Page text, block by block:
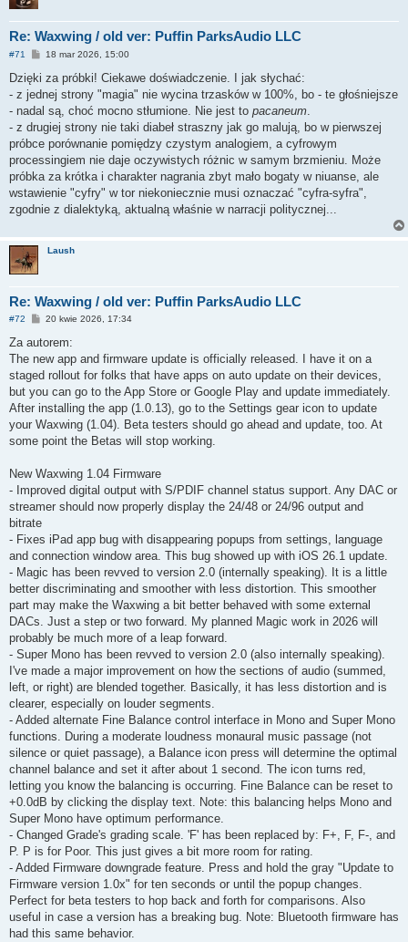
Re: Waxwing / old ver: Puffin ParksAudio LLC
#71
P
s
18 mar 2026, 15:00
Dzięki za próbki! Ciekawe doświadczenie. I jak słychać:
- z jednej strony "magia" nie wycina trzasków w 100%, bo - te głośniejsze
- nadal są, choć mocno stłumione. Nie jest to pacaneum
- z drugiej strony nie taki diabeł straszny jak go malują, bo w pierwszej
próbce porównanie pomiędzy czystym analogiem, a cyfrowym
processingiem nie daje oczywistych różnic w samym brzmieniu. Może
próbka za krótka i charakter nagrania zbyt mało bogaty w niuanse, ale
wstawienie "cyfry" w tor niekoniecznie musi oznaczać "cyfra-syfra",
zgodnie z dialektyką, aktualną właśnie w narracji politycznej...
Laush
Re: Waxwing / old ver: Puffin ParksAudio LLC
#72
P
s
20 kwie 2026, 17:34
Za autorem:
The new app and firmware update is officially released. I have it on a
staged rollout for folks that have apps on auto update on their devices,
but you can go to the App Store or Google Play and update immediately.
After installing the app (1.0.13), go to the Settings gear icon to update
your Waxwing (1.04). Beta testers should go ahead and update, too. At
some point the Betas will stop working.
New Waxwing 1.04 Firmware
- Improved digital output with S/PDIF channel status support. Any DAC or
streamer should now properly display the 24/48 or 24/96 output and
bitrate
- Fixes iPad app bug with disappearing popups from settings, language
and connection window area. This bug showed up with iOS 26.1 update.
- Magic has been revved to version 2.0 (internally speaking). It is a little
better discriminating and smoother with less distortion. This smoother
part may make the Waxwing a bit better behaved with some external
DACs. Just a step or two forward. My planned Magic work in 2026 will
probably be much more of a leap forward.
- Super Mono has been revved to version 2.0 (also internally speaking).
I've made a major improvement on how the sections of audio (summed,
left, or right) are blended together. Basically, it has less distortion and is
clearer, especially on louder segments.
- Added alternate Fine Balance control interface in Mono and Super Mono
functions. During a moderate loudness monaural music passage (not
silence or quiet passage), a Balance icon press will determine the optimal
channel balance and set it after about 1 second. The icon turns red,
letting you know the balancing is occurring. Fine Balance can be reset to
+0.0dB by clicking the display text. Note: this balancing helps Mono and
Super Mono have optimum performance.
- Changed Grade's grading scale. 'F' has been replaced by: F+, F, F-, and
P. P is for Poor. This just gives a bit more room for rating.
- Added Firmware downgrade feature. Press and hold the gray "Update to
Firmware version 1.0x" for ten seconds or until the popup changes.
Perfect for beta testers to hop back and forth for comparisons. Also
useful in case a version has a breaking bug. Note: Bluetooth firmware has
had this same behavior.